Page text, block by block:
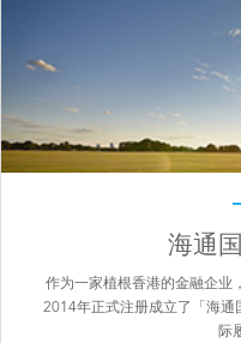
海通
作为一家植根香港的金融企业
2014年正式注册成立了「海通
际